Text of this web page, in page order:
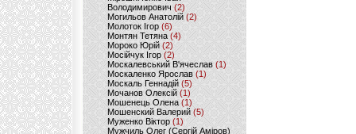
Володимирович (2)
Могильов Анатолій (2)
Молоток Ігор (6)
Монтян Тетяна (4)
Мороко Юрій(2)
Мосійчук Ігор (2)
Москалевський В'ячеслав (1)
Москаленко Ярослав (1)
Москаль Геннадій (5)
Мочанов Олексій(1)
Мошенець Олена(1)
Мошенский Валерий (5)
Муженко Віктор (1)
Мужчиль Олег (Сергій Аміров)